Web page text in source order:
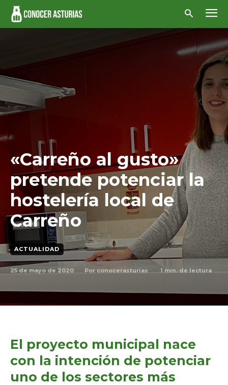
«Carreño al gusto»
pretende potenciar la
hostelería local de
Carreño
ACTUALIDAD
25 de mayo de 2020 Por conocerasturias 1 min. de lectura
El proyecto municipal nace
con la intención de potenciar
uno de los sectores más